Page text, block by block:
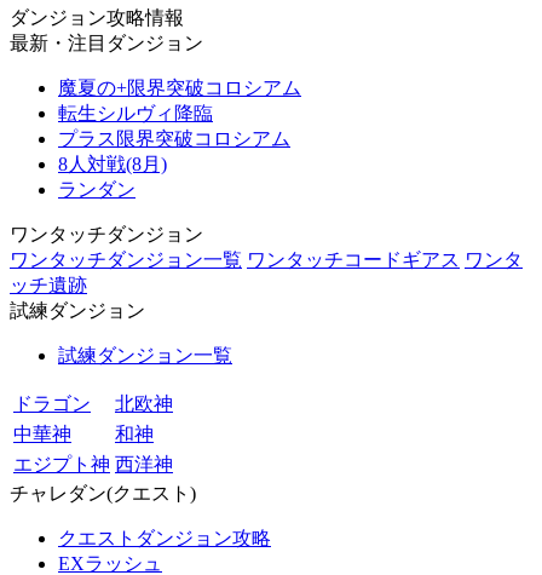
ダンジョン攻略情報
最新・注目ダンジョン
魔夏の+限界突破コロシアム
転生シルヴィ降臨
プラス限界突破コロシアム
8人対戦(8月)
ランダン
ワンタッチダンジョン
ワンタッチダンジョン一覧 ワンタッチコードギアス ワンタ
ッチ遺跡
試練ダンジョン
試練ダンジョン一覧
ドラゴン
北欧神
中華神
和神
エジプト神 西洋神
チャレダン(クエスト)
クエストダンジョン攻略
EXラッシュ